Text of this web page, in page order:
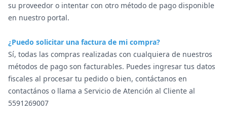
su proveedor o intentar con otro método de pago disponible
en nuestro portal.
¿Puedo solicitar una factura de mi compra?
Sí, todas las compras realizadas con cualquiera de nuestros
métodos de pago son facturables. Puedes ingresar tus datos
fiscales al procesar tu pedido o bien, contáctanos en
contactános o llama a Servicio de Atención al Cliente al
5591269007